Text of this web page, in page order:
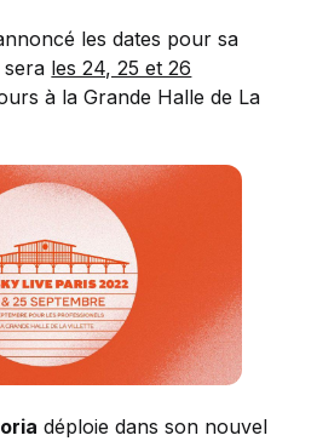
les dates pour sa
sera les 24, 25 et 26
à la Grande Halle de La
déploie dans son nouvel